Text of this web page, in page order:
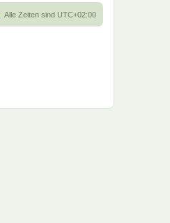
Alle Zeiten sind UTC+02:00